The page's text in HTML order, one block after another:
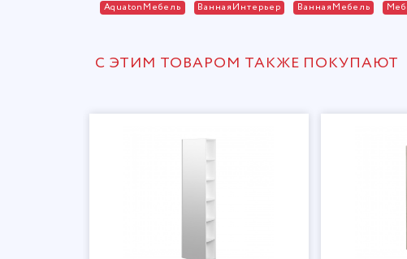
AquatonМебель ВаннаяИнтерьер ВаннаяМебель
С ЭТИМ ТОВАРОМ ТАКЖЕ ПОКУПАЮТ